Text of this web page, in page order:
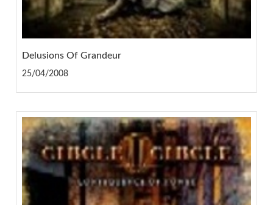
Delusions Of Grandeur
25/04/2008